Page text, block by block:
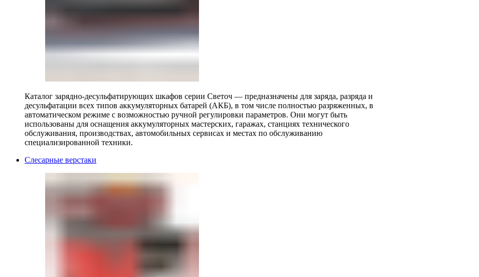
Каталог зарядно-десульфатирующих шкафов серии Светоч — предназначены для заряда, разряда и
десульфатации всех типов аккумуляторных батарей (АКБ), в том числе полностью разряженных, в
автоматическом режиме с возможностью ручной регулировки параметров. Они могут быть
использованы для оснащения аккумуляторных мастерских, гаражах, станциях технического
обслуживания, производствах, автомобильных сервисах и местах по обслуживанию
специализированной техники.
Слесарные верстаки